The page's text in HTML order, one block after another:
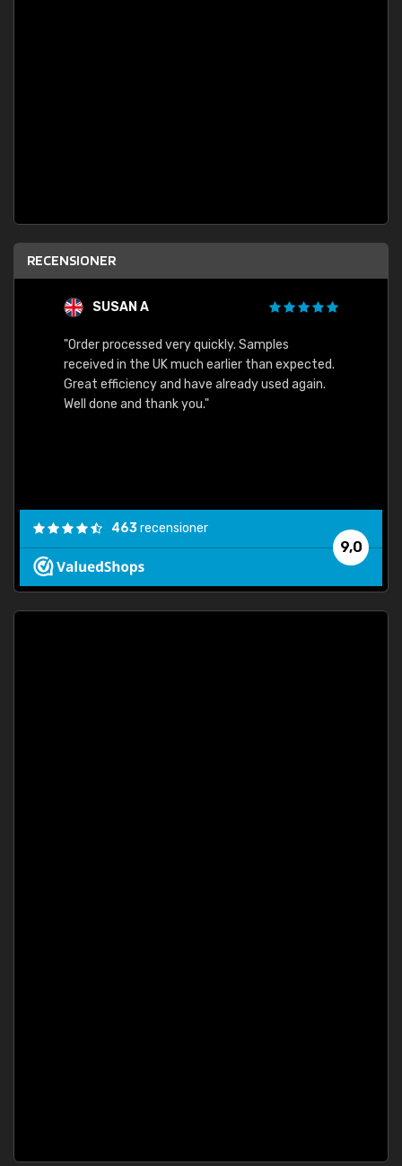
RECENSIONER
SUSAN A
"Order processed very quickly. Samples
received in the UK much earlier than expected.
Great efficiency and have already used again.
Well done and thank you."
9,0
463recensioner